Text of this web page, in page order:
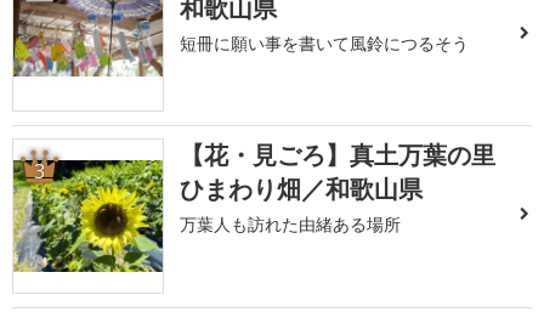
和歌山県
短冊に願い事を書いて風鈴につるそう
3
【花・見ごろ】真土万葉の里
ひまわり畑／和歌山県
万葉人も訪れた由緒ある場所